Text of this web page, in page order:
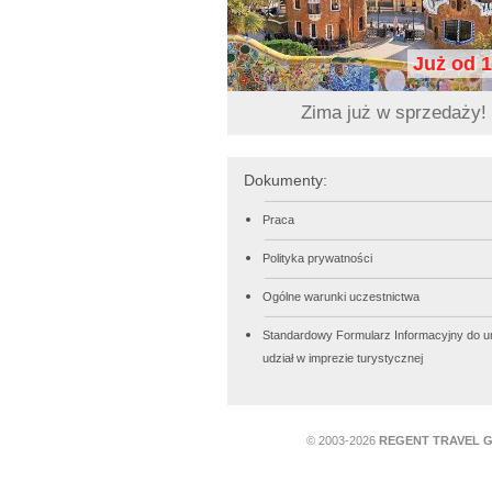
Już od
Zima już w sprzedaży!
Dokumenty:
Praca
Polityka prywatności
Ogólne warunki uczestnictwa
Standardowy Formularz Informacyjny do
udział w imprezie turystycznej
© 2003-2026 REGENT TRAVEL